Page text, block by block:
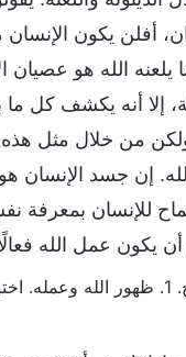
أفلن يكون
الله هو عصيان
إلا أنه يكشف كل
من خلال مثل هذه
إن جسد
للإنسان بمعرفة
يكون عمل الله
الله